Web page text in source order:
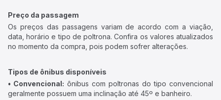
Preço da passagem
Os preços das passagens variam de acordo com a viação,
data, horário e tipo de poltrona. Confira os valores atualizados
no momento da compra, pois podem sofrer alterações.
Tipos de ônibus disponíveis
• Convencional: ônibus com poltronas do tipo convencional
geralmente possuem uma inclinação até 45º e banheiro.